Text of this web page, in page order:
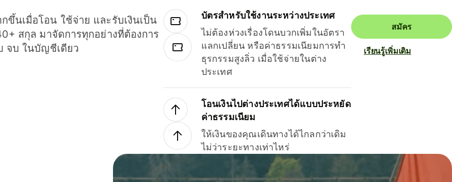
ขึ้นเมื่อโอน ใช้จ่าย และรับเงินเป็น
สกุล มาจัดการทุกอย่างที่ต้องการ
จบ ในบัญชีเดียว
บัตรสำหรับใช้งานระหว่างประเทศ
ไม่ต้องห่วงเรื่องโดนบวกเพิ่มในอัตรา
แลกเปลี่ยน หรือค่าธรรมเนียมการทำ
ธุรกรรมสูงลิ่ว เมื่อใช้จ่ายในต่าง
ประเทศ
โอนเงินไปต่างประเทศได้แบบประหยัด
ค่าธรรมเนียม
ให้เงินของคุณเดินทางได้ไกลกว่าเดิม
ไม่ว่าระยะทางเท่าไหร่
สมัคร
เรียนรู้เพิ่มเติม